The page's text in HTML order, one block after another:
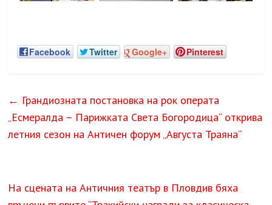
Facebook Twitter Google+ Pinterest
← Грандиозната постановка на рок операта
„Есмералда – Парижката Света Богородица“ открива
летния сезон на Античен форум „Августа Траяна“
На сцената на Античния театър в Пловдив бяха